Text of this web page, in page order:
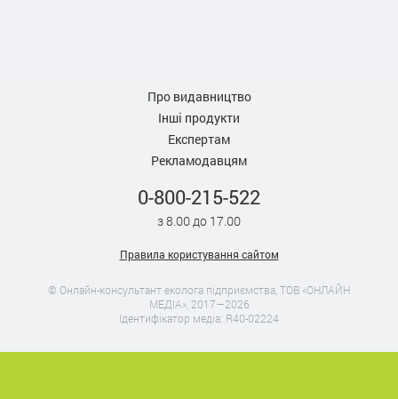
Про видавництво
Інші продукти
Експертам
Рекламодавцям
0-800-215-522
з 8.00 до 17.00
Правила користування сайтом
© Онлайн-консультант еколога підприємства, ТОВ «ОНЛАЙН
МЕДІА», 2017—2026
Ідентифікатор медіа: R40-02224